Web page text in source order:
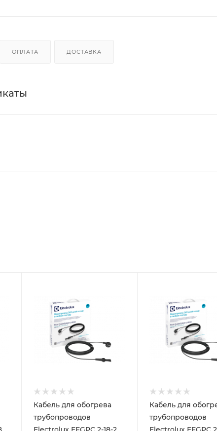
ОПЛАТА ДОСТАВКА
Кабель для обогрева
трубопроводов
Кабель для
трубопроводов